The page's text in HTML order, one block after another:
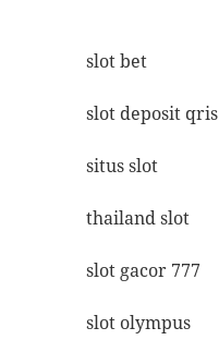
slot bet
slot deposit qris
situs slot
thailand slot
slot gacor 777
slot olympus